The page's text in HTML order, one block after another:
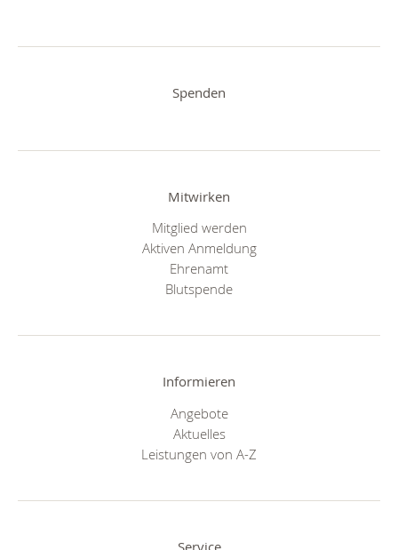
Spenden
Mitwirken
Mitglied werden
Aktiven Anmeldung
Ehrenamt
Blutspende
Informieren
Angebote
Aktuelles
Leistungen von A-Z
Service